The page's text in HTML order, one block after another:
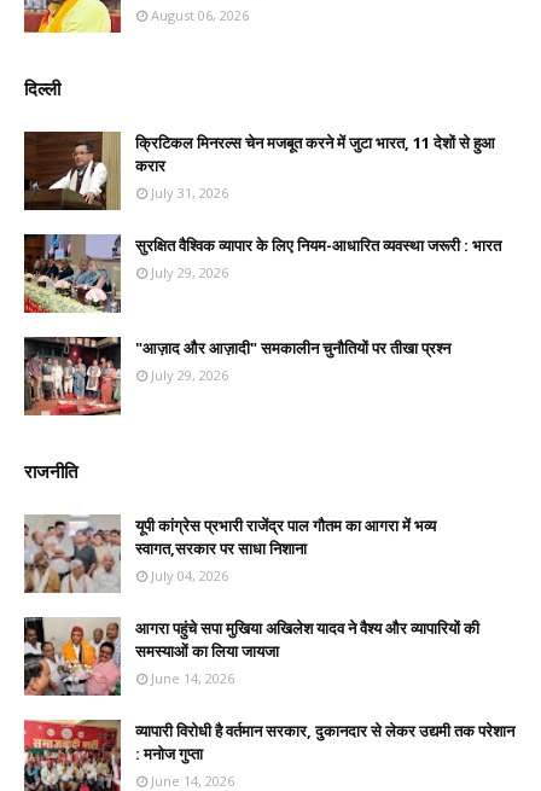
August 06, 2026
दिल्ली
क्रिटिकल मिनरल्स चेन मजबूत करने में जुटा भारत, 11 देशों से हुआ
करार
July 31, 2026
सुरक्षित वैश्विक व्यापार के लिए नियम-आधारित व्यवस्था जरूरी : भारत
July 29, 2026
"आज़ाद और आज़ादी" समकालीन चुनौतियों पर तीखा प्रश्न
July 29, 2026
राजनीति
यूपी कांग्रेस प्रभारी राजेंद्र पाल गौतम का आगरा में भव्य
स्वागत,सरकार पर साधा निशाना
July 04, 2026
आगरा पहुंचे सपा मुखिया अखिलेश यादव ने वैश्य और व्यापारियों की
समस्याओं का लिया जायजा
June 14, 2026
व्यापारी विरोधी है वर्तमान सरकार, दुकानदार से लेकर उद्यमी तक परेशान
: मनोज गुप्ता
June 14, 2026